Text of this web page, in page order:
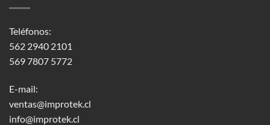
Teléfonos:
562 2940 2101
569 7807 5772
E-mail:
ventas@improtek.cl
info@improtek.cl